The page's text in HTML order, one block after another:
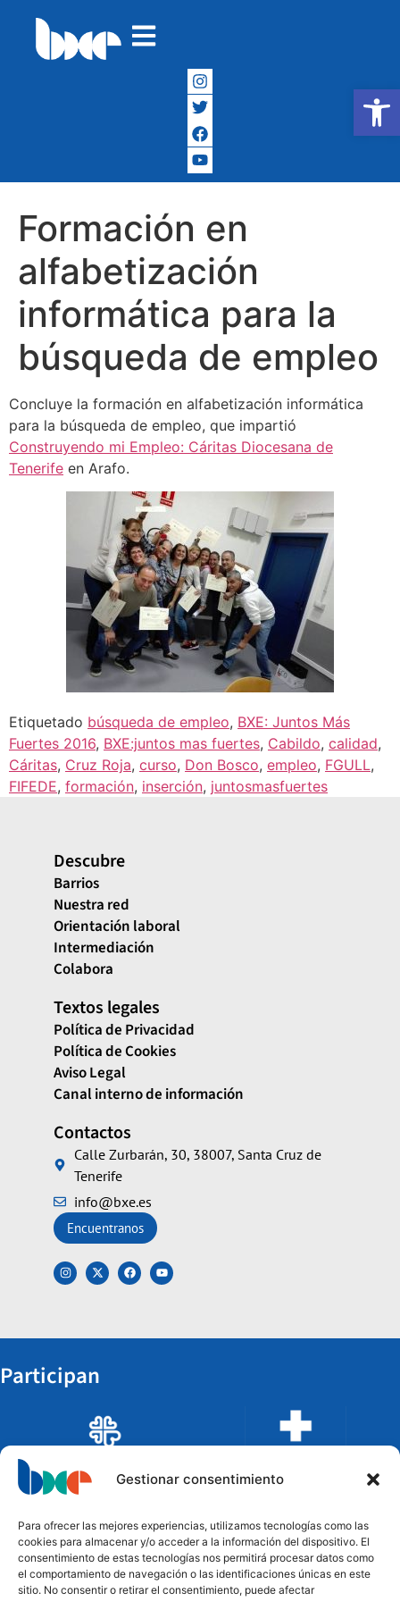
Abrir
Gestionar consentimiento
Para ofrecer las mejores experiencias, utilizamos tecnologías como las
cookies para almacenar y/o acceder a la información del dispositivo. El
consentimiento de estas tecnologías nos permitirá procesar datos como
el comportamiento de navegación o las identificaciones únicas en este
sitio. No consentir o retirar el consentimiento, puede afectar
Formación en
alfabetización
informática para la
búsqueda de empleo
Concluye la formación en alfabetización informática
para la búsqueda de empleo, que impartió
Construyendo mi Empleo: Cáritas Diocesana de
Tenerife en Arafo.
Etiquetado búsqueda de empleo, BXE: Juntos Más
Fuertes 2016, BXE:juntos mas fuertes, Cabildo, calidad,
Cáritas, Cruz Roja, curso, Don Bosco, empleo, FGULL,
FIFEDE, formación, inserción, juntosmasfuertes
Descubre
Barrios
Nuestra red
Orientación laboral
Intermediación
Colabora
Textos legales
Política de Privacidad
Política de Cookies
Aviso Legal
Canal interno de información
Contactos
Calle Zurbarán, 30, 38007, Santa Cruz de
Tenerife
info@bxe.es
Encuentranos
Participan